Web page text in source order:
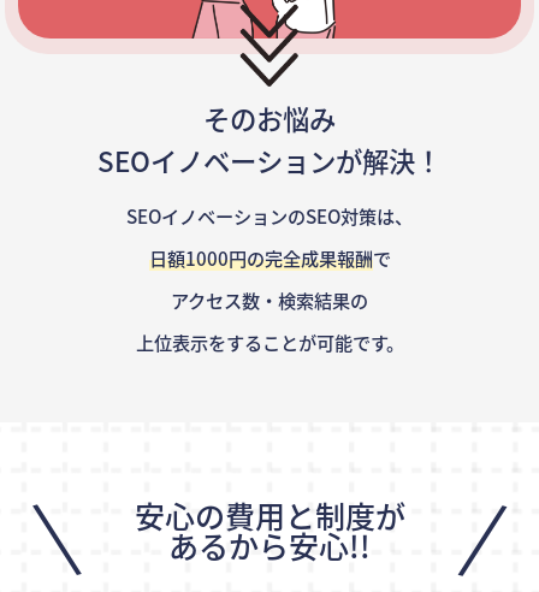
そのお悩み
SEOイノベーションが解決！
SEOイノベーションのSEO対策は、
日額1000円の完全成果報酬で
アクセス数・検索結果の
上位表示をすることが可能です。
\ 安心の費用と制度が
あるから安心!! /